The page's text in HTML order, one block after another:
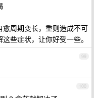
周期变长，重则造成不可
些症状，让你好受一些。
99
100